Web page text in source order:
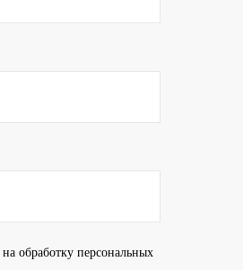
на обработку персональных